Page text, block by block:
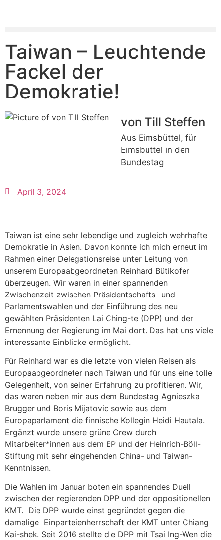
Taiwan – Leuchtende
Fackel der
Demokratie!
von Till Steffen
Aus Eimsbüttel, für
Eimsbüttel in den
Bundestag
April 3, 2024
Taiwan ist eine sehr lebendige und zugleich wehrhafte
Demokratie in Asien. Davon konnte ich mich erneut im
Rahmen einer Delegationsreise unter Leitung von
unserem Europaabgeordneten Reinhard Bütikofer
überzeugen. Wir waren in einer spannenden
Zwischenzeit zwischen Präsidentschafts- und
Parlamentswahlen und der Einführung des neu
gewählten Präsidenten Lai Ching-te (DPP) und der
Ernennung der Regierung im Mai dort. Das hat uns viele
interessante Einblicke ermöglicht.
Für Reinhard war es die letzte von vielen Reisen als
Europaabgeordneter nach Taiwan und für uns eine tolle
Gelegenheit, von seiner Erfahrung zu profitieren. Wir,
das waren neben mir aus dem Bundestag Agnieszka
Brugger und Boris Mijatovic sowie aus dem
Europaparlament die finnische Kollegin Heidi Hautala.
Ergänzt wurde unsere grüne Crew durch
Mitarbeiter*innen aus dem EP und der Heinrich-Böll-
Stiftung mit sehr eingehenden China- und Taiwan-
Kenntnissen.
Die Wahlen im Januar boten ein spannendes Duell
zwischen der regierenden DPP und der oppositionellen
KMT. Die DPP wurde einst gegründet gegen die
damalige Einparteienherrschaft der KMT unter Chiang
Kai-shek. Seit 2016 stellte die DPP mit Tsai Ing-Wen die